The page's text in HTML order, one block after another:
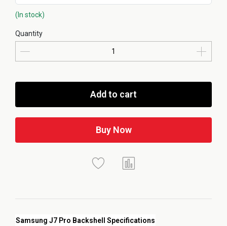
Samsung J7 Pro Backshell Specifications
(In stock)
Quantity
Add to cart
Buy Now